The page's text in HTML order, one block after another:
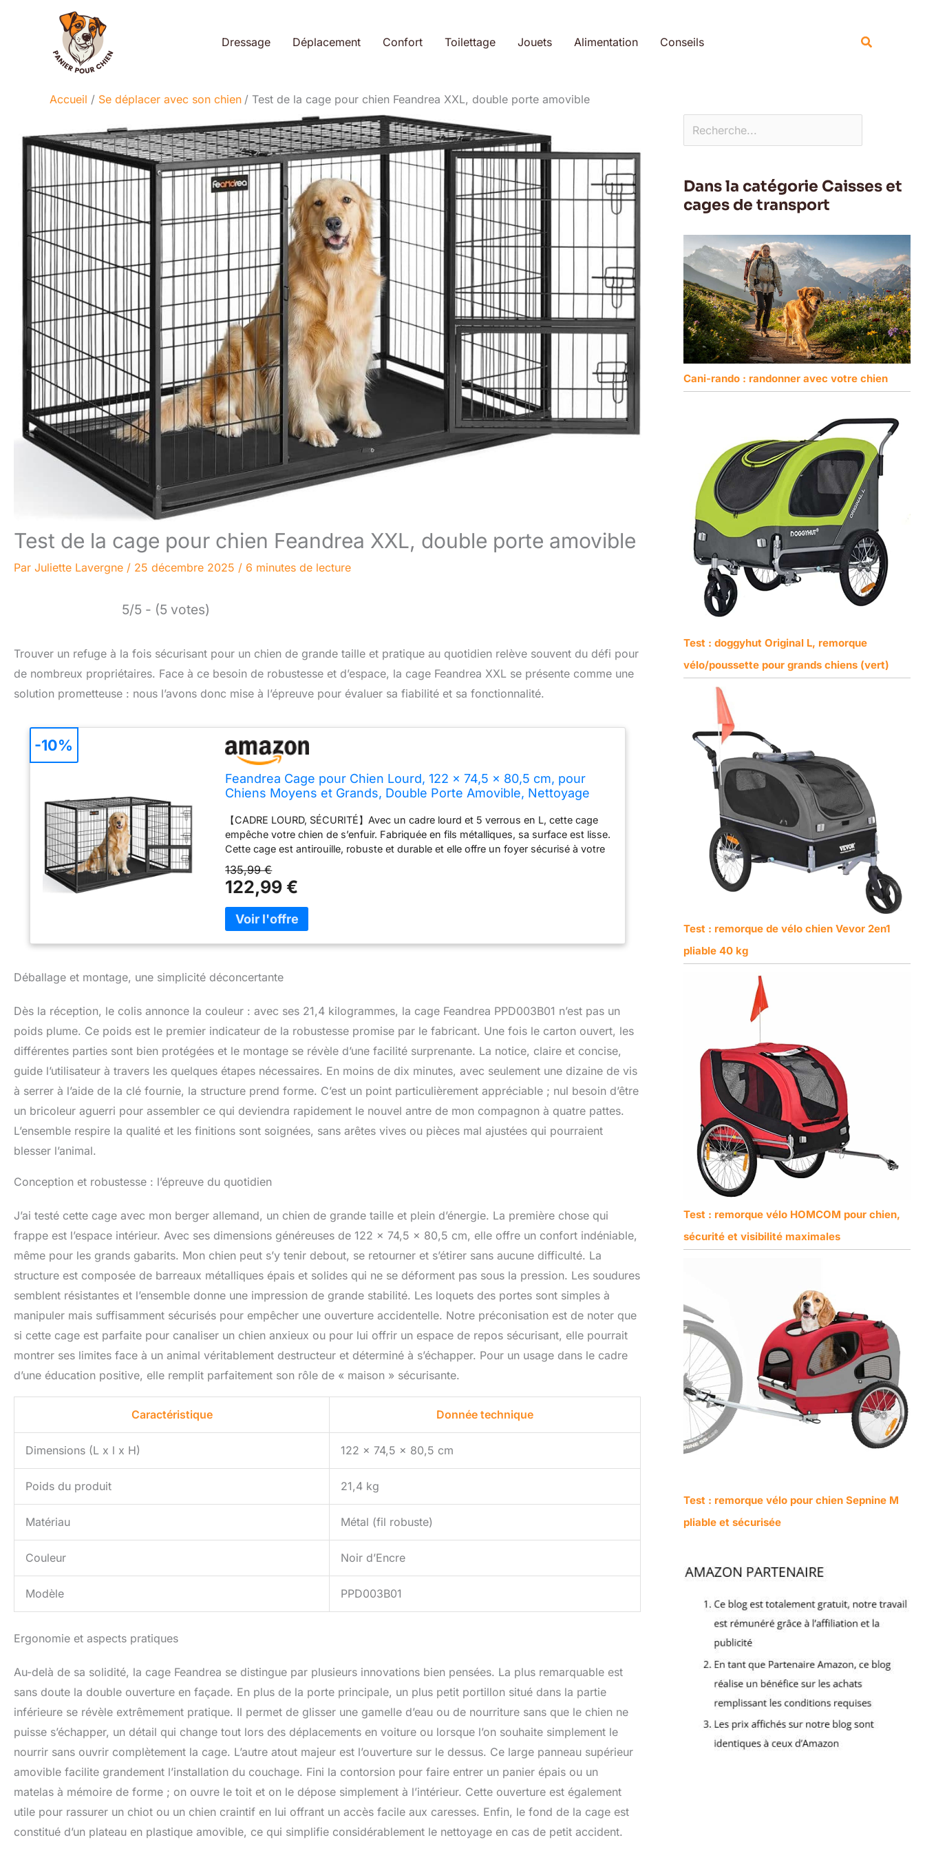
Dressage Déplacement Confort Toilettage Jouets Alimentation Conseils
Accueil Se déplacer avec son chien Test de la cage pour chien Feandrea XXL, double porte amovible
Test de la cage pour chien Feandrea XXL, double porte amovible
Par Juliette Lavergne / 25 décembre 2025 / 6 minutes de lecture
5/5 - (5 votes)
Trouver un refuge à la fois sécurisant pour un chien de grande taille et pratique au quotidien relève souvent du défi pour
de nombreux propriétaires. Face à ce besoin de robustesse et d’espace, la cage Feandrea XXL se présente comme une
solution prometteuse : nous l’avons donc mise à l’épreuve pour évaluer sa fiabilité et sa fonctionnalité.
Feandrea Cage pour Chien Lourd, 122 x 74,5 x 80,5 cm, pour
Chiens Moyens et Grands, Double Porte Amovible, Nettoyage
【CADRE LOURD, SÉCURITÉ】Avec un cadre lourd et 5 verrous en L, cette cage
empêche votre chien de s’enfuir. Fabriquée en fils métalliques, sa surface est lisse.
Cette cage est antirouille, robuste et durable et elle offre un foyer sécurisé à votre
chien 【CHOISIR UNE CAGE ADAPTÉE】Cette cage de 122 x 75,5 x 80,5 cm
convient aux chiens entre 42 et 50 kg. Races recommandées : Berger allemand,
Malamute d'Alaska, Golden retriever. Veuillez regarder les méthodes de mesures
dans les précautions 【DOUBLE PORTE, DESIGN BIEN PENSÉ】Une grande porte
pour faciliter l'accès, une petite porte pour nourir votre chien et jouer avec lui. On a
blesser leurs genoux 【DÉMONTABLE ET POLYVALENT】Enlevez les portes
transformer cette cage en un parc de jeu ou une niche pour votre chien 【FACILE
d'un plateau amovible qui couvre le fond, facilitant le nettoyage. Donnez-lui un
135,99 €
122,99 €
-10%
Déballage et montage, une simplicité déconcertante
Dès la réception, le colis annonce la couleur : avec ses 21,4 kilogrammes, la cage Feandrea PPD003B01 n’est pas un
poids plume. Ce poids est le premier indicateur de la robustesse promise par le fabricant. Une fois le carton ouvert, les
différentes parties sont bien protégées et le montage se révèle d’une facilité surprenante. La notice, claire et concise,
guide l’utilisateur à travers les quelques étapes nécessaires. En moins de dix minutes, avec seulement une dizaine de vis
à serrer à l’aide de la clé fournie, la structure prend forme. C’est un point particulièrement appréciable ; nul besoin d’être
un bricoleur aguerri pour assembler ce qui deviendra rapidement le nouvel antre de mon compagnon à quatre pattes.
L’ensemble respire la qualité et les finitions sont soignées, sans arêtes vives ou pièces mal ajustées qui pourraient
blesser l’animal.
Conception et robustesse : l’épreuve du quotidien
J’ai testé cette cage avec mon berger allemand, un chien de grande taille et plein d’énergie. La première chose qui
frappe est l’espace intérieur. Avec ses dimensions généreuses de 122 x 74,5 x 80,5 cm, elle offre un confort indéniable,
même pour les grands gabarits. Mon chien peut s’y tenir debout, se retourner et s’étirer sans aucune difficulté. La
structure est composée de barreaux métalliques épais et solides qui ne se déforment pas sous la pression. Les soudures
semblent résistantes et l’ensemble donne une impression de grande stabilité. Les loquets des portes sont simples à
manipuler mais suffisamment sécurisés pour empêcher une ouverture accidentelle. Notre préconisation est de noter que
si cette cage est parfaite pour canaliser un chien anxieux ou pour lui offrir un espace de repos sécurisant, elle pourrait
montrer ses limites face à un animal véritablement destructeur et déterminé à s’échapper. Pour un usage dans le cadre
d’une éducation positive, elle remplit parfaitement son rôle de « maison » sécurisante.
Caractéristique Donnée technique
Dimensions (L x l x H) 122 x 74,5 x 80,5 cm
Poids du produit 21,4 kg
Matériau Métal (fil robuste)
Couleur Noir d’Encre
Modèle PPD003B01
Ergonomie et aspects pratiques
Au-delà de sa solidité, la cage Feandrea se distingue par plusieurs innovations bien pensées. La plus remarquable est
sans doute la double ouverture en façade. En plus de la porte principale, un plus petit portillon situé dans la partie
inférieure se révèle extrêmement pratique. Il permet de glisser une gamelle d’eau ou de nourriture sans que le chien ne
puisse s’échapper, un détail qui change tout lors des déplacements en voiture ou lorsque l’on souhaite simplement le
nourrir sans ouvrir complètement la cage. L’autre atout majeur est l’ouverture sur le dessus. Ce large panneau supérieur
amovible facilite grandement l’installation du couchage. Fini la contorsion pour faire entrer un panier épais ou un
matelas à mémoire de forme ; on ouvre le toit et on le dépose simplement à l’intérieur. Cette ouverture est également
utile pour rassurer un chiot ou un chien craintif en lui offrant un accès facile aux caresses. Enfin, le fond de la cage est
constitué d’un plateau en plastique amovible, ce qui simplifie considérablement le nettoyage en cas de petit accident.
Dans la catégorie Caisses et
cages de transport
Cani-rando : randonner avec votre chien
Test : doggyhut Original L, remorque
vélo/poussette pour grands chiens (vert)
Test : remorque de vélo chien Vevor 2en1
pliable 40 kg
Test : remorque vélo HOMCOM pour chien,
sécurité et visibilité maximales
Test : remorque vélo pour chien Sepnine M
pliable et sécurisée